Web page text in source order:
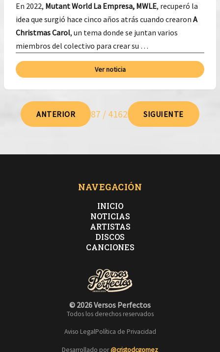
En 2022, Mutant World La Empresa, MWLE, recuperó la
idea que surgió hace cinco años atrás cuando crearon A
Christmas Carol, un tema donde se juntan varios
miembros del colectivo para crear su …
Ver noticia
ANTERIOR 87 / 4162 SIGUIENTE
NAVEGACIÓN
INICIO
NOTICIAS
ARTISTAS
DISCOS
CANCIONES
© 2026 Versos Perfectos
Todos los derechos reservados
Aviso LegalPolítica de Privacidad
Desarrollado por@cristodcgomez